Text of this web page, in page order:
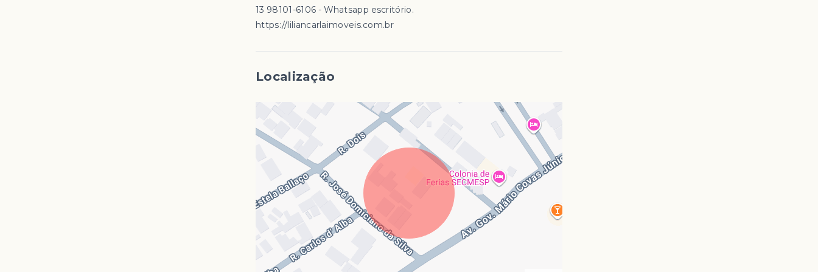
13 98101-6106 - Whatsapp escritório.
https://liliancarlaimoveis.com.br
Localização